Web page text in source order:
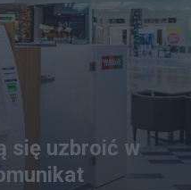
się uzbroić w